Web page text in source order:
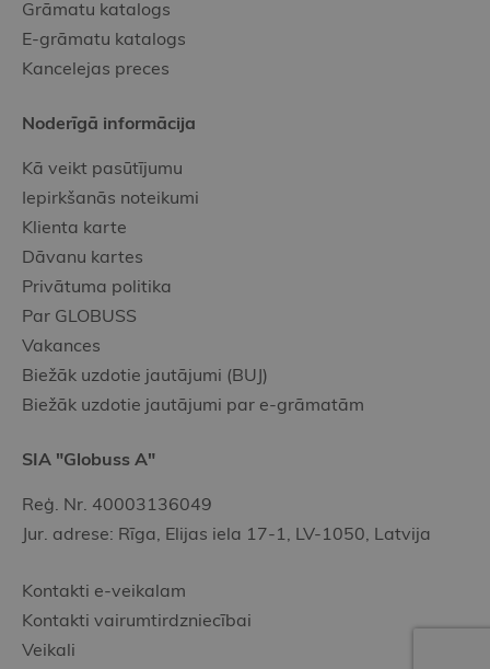
Grāmatu katalogs
E-grāmatu katalogs
Kancelejas preces
Noderīgā informācija
Kā veikt pasūtījumu
Iepirkšanās noteikumi
Klienta karte
Dāvanu kartes
Privātuma politika
Par GLOBUSS
Vakances
Biežāk uzdotie jautājumi (BUJ)
Biežāk uzdotie jautājumi par e-grāmatām
SIA "Globuss A"
Reģ. Nr. 40003136049
Jur. adrese: Rīga, Elijas iela 17-1, LV-1050, Latvija
Kontakti e-veikalam
Kontakti vairumtirdzniecībai
Veikali